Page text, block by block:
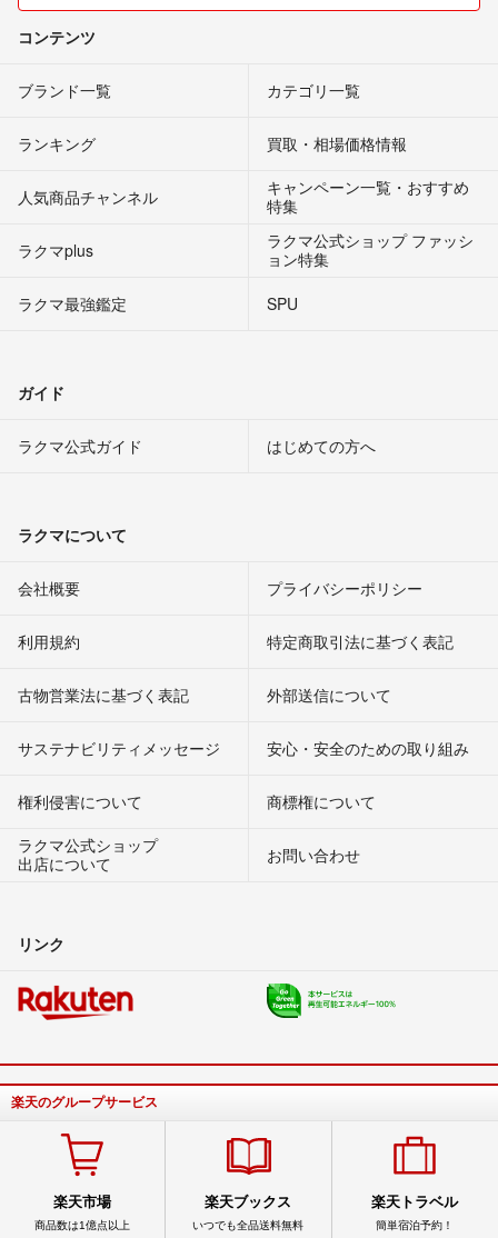
コンテンツ
ブランド一覧 カテゴリ一覧
ランキング 買取・相場価格情報
人気商品チャンネル
キャンペーン一覧・おすすめ
特集
ラクマplus
ラクマ公式ショップ ファッシ
ョン特集
ラクマ最強鑑定
SPU
ガイド
ラクマ公式ガイド はじめての方へ
ラクマについて
会社概要 プライバシーポリシー
利用規約 特定商取引法に基づく表記
古物営業法に基づく表記 外部送信について
サステナビリティメッセージ 安心・安全のための取り組み
権利侵害について
商標権について
ラクマ公式ショップ
出店について
お問い合わせ
リンク
楽天のグループサービス
楽天市場
商品数は1億点以上
楽天ブックス
いつでも全品送料無料
楽天トラベル
簡単宿泊予約！